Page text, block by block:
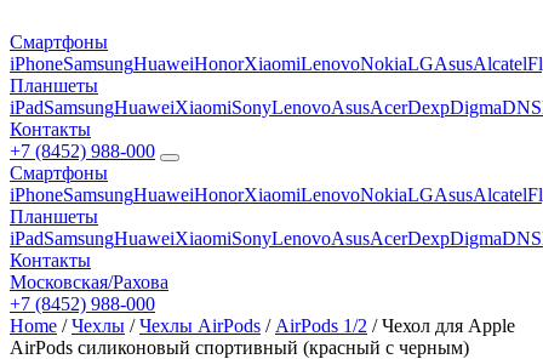
Смартфоны
iPhoneSamsungHuaweiHonorXiaomiLenovoNokiaLGAsusAlcatel
Планшеты
iPadSamsungHuaweiXiaomiSonyLenovoAsusAcerDexpDigmaDNS
Контакты
+7 (8452) 988-000
Смартфоны
iPhoneSamsungHuaweiHonorXiaomiLenovoNokiaLGAsusAlcatel
Планшеты
iPadSamsungHuaweiXiaomiSonyLenovoAsusAcerDexpDigmaDNS
Контакты
Московская/Рахова
+7 (8452) 988-000
Home /Чехлы /Чехлы AirPods / AirPods 1/2 / Чехол для Apple
AirPods силиконовый спортивный (красный с черным)